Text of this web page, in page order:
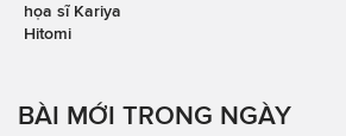
họa sĩ Kariya
Hitomi
BÀI MỚI TRONG NGÀY